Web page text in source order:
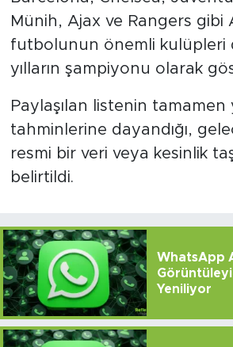
Münih, Ajax ve Rangers gibi
futbolunun önemli kulüpleri
yılların şampiyonu olarak
Paylaşılan listenin tamamen
tahminlerine dayandığı,
resmi bir veri veya kesinlik
belirtildi.
WhatsApp
Yeniliyor